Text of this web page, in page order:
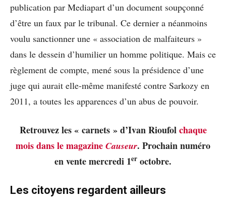
publication par Mediapart d’un document soupçonné
d’être un faux par le tribunal. Ce dernier a néanmoins
voulu sanctionner une « association de malfaiteurs »
dans le dessein d’humilier un homme politique. Mais ce
règlement de compte, mené sous la présidence d’une
juge qui aurait elle-même manifesté contre Sarkozy en
2011, a toutes les apparences d’un abus de pouvoir.
Retrouvez les « carnets » d’Ivan Rioufolchaque
mois dans le magazine Causeur. Prochain numéro
en vente mercredi 1er octobre.
Les citoyens regardent ailleurs